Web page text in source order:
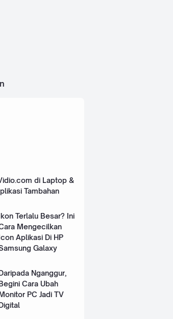
di Laptop &
Tambahan
Terlalu Besar? Ini
Mengecilkan
Aplikasi Di HP
Galaxy
Nganggur,
Cara Ubah
PC Jadi TV